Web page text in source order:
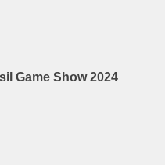
Game Show 2024